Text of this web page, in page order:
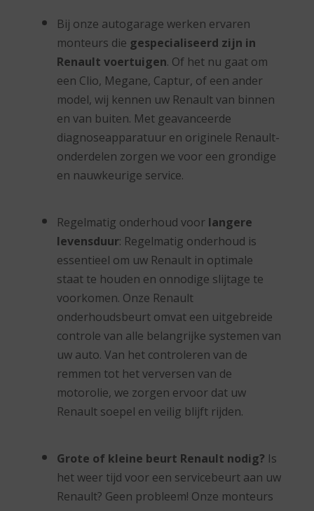
Bij onze autogarage werken ervaren
monteurs die gespecialiseerd zijn in
Renault voertuigen. Of het nu gaat om
een Clio, Megane, Captur, of een ander
model, wij kennen uw Renault van binnen
en van buiten. Met geavanceerde
diagnoseapparatuur en originele Renault-
onderdelen zorgen we voor een grondige
en nauwkeurige service.
Regelmatig onderhoud voor langere
levensduur: Regelmatig onderhoud is
essentieel om uw Renault in optimale
staat te houden en onnodige slijtage te
voorkomen. Onze Renault
onderhoudsbeurt omvat een uitgebreide
controle van alle belangrijke systemen van
uw auto. Van het controleren van de
remmen tot het verversen van de
motorolie, we zorgen ervoor dat uw
Renault soepel en veilig blijft rijden.
Grote of kleine beurt Renault nodig? Is
het weer tijd voor een servicebeurt aan uw
Renault? Geen probleem! Onze monteurs